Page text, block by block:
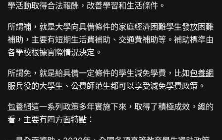
學活動取得合法報酬，改善學習和生活條件。
所謂補，就是大學向具備條件的家庭經濟困難學生發放困難
補助，主要有短期生活費補助、交通費補助等。補助標準由
各學校根據實際情況決定。
所謂免，就是給具備一定條件的學生減免學費，比如包養網
服兵役的大學生、公費師范生都可以享受減免學費政策。
包養網這一系列政策多年實施下來，取得了積極成效。總的
看，主要有四方面特點：